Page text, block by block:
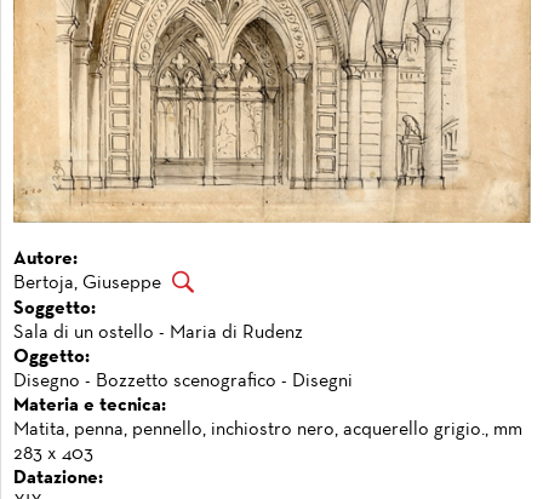
Autore:
Bertoja, Giuseppe
Soggetto:
Sala di un ostello - Maria di Rudenz
Oggetto:
Disegno - Bozzetto scenografico - Disegni
Materia e tecnica:
Matita, penna, pennello, inchiostro nero, acquerello grigio., mm
283 x 403
Datazione: